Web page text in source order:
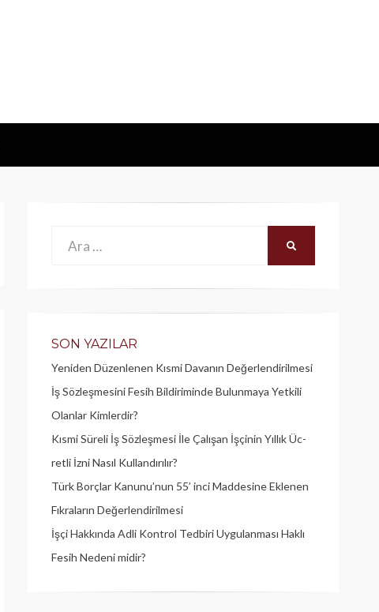
Ara:
SON YAZILAR
Yeniden Düzenlenen Kısmi Davanın Değerlendirilmesi
İş Sözleşmesini Fesih Bildiriminde Bulunmaya Yetkili
Olanlar Kimlerdir?
Kısmi Süreli İş Sözleşmesi İle Çalışan İşçinin Yıllık Üc­
retli İzni Nasıl Kullandırılır?
Türk Borçlar Kanunu’nun 55’ inci Maddesine Eklenen
Fıkraların Değerlendirilmesi
İşçi Hakkında Adli Kontrol Tedbiri Uygulanması Haklı
Fesih Nedeni midir?